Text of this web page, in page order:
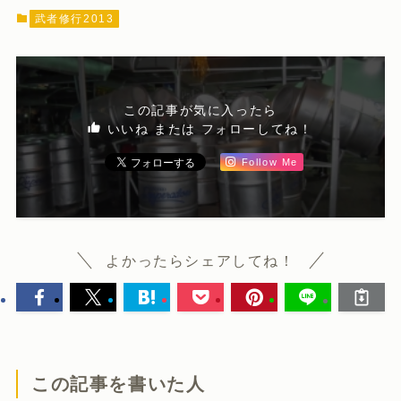
武者修行2013
この記事が気に入ったら
いいね または フォローしてね！
Follow Me
よかったらシェアしてね！
この記事を書いた人